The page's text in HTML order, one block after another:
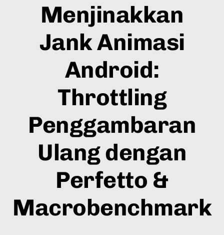
Menjinakkan
Jank Animasi
Android:
Throttling
Penggambaran
Ulang dengan
Perfetto &
Macrobenchmark